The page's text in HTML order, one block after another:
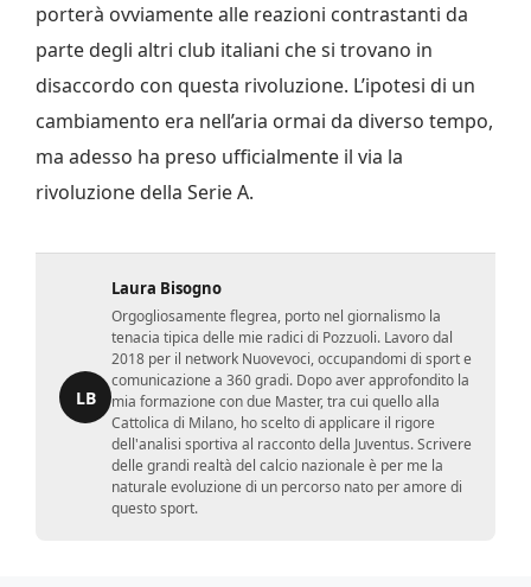
porterà ovviamente alle reazioni contrastanti da
parte degli altri club italiani che si trovano in
disaccordo con questa rivoluzione. L’ipotesi di un
cambiamento era nell’aria ormai da diverso tempo,
ma adesso ha preso ufficialmente il via la
rivoluzione della Serie A.
LB
Laura Bisogno
Orgogliosamente flegrea, porto nel giornalismo la
tenacia tipica delle mie radici di Pozzuoli. Lavoro dal
2018 per il network Nuovevoci, occupandomi di sport e
comunicazione a 360 gradi. Dopo aver approfondito la
mia formazione con due Master, tra cui quello alla
Cattolica di Milano, ho scelto di applicare il rigore
dell'analisi sportiva al racconto della Juventus. Scrivere
delle grandi realtà del calcio nazionale è per me la
naturale evoluzione di un percorso nato per amore di
questo sport.